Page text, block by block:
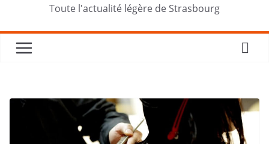
Toute l'actualité légère de Strasbourg